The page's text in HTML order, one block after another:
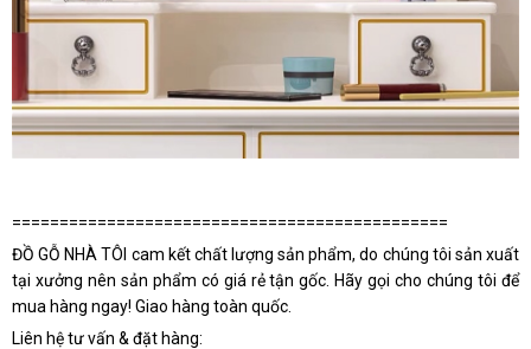
==============================================
ĐỒ GỖ NHÀ TÔI cam kết chất lượng sản phẩm, do chúng tôi sản xuất
tại xưởng nên sản phẩm có giá rẻ tận gốc. Hãy gọi cho chúng tôi để
mua hàng ngay! Giao hàng toàn quốc.
Liên hệ tư vấn & đặt hàng: